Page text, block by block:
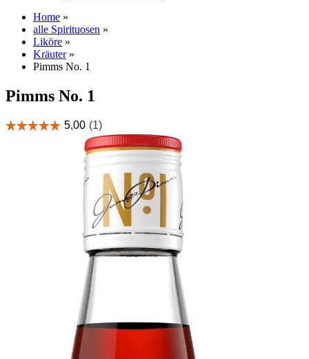
Home »
alle Spirituosen »
Liköre »
Kräuter »
Pimms No. 1
Pimms No. 1